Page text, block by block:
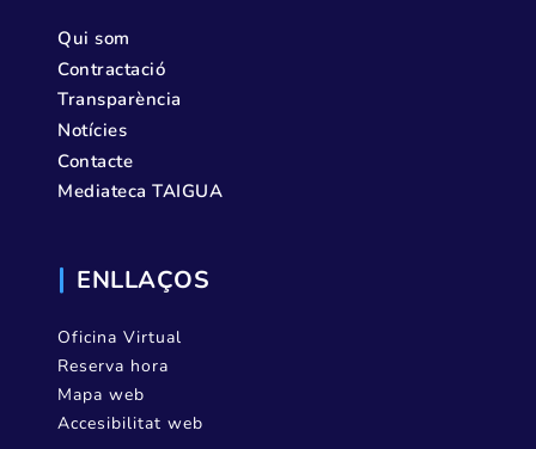
Qui som
Contractació
Transparència
Notícies
Contacte
Mediateca TAIGUA
ENLLAÇOS
Oficina Virtual
Reserva hora
Mapa web
Accesibilitat web